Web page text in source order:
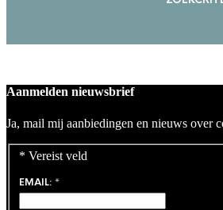
Aanmelden nieuwsbrief
Ja, mail mij aanbiedingen en nieuws over
* Vereist veld
EMAIL: *